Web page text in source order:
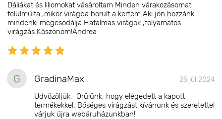
Dáliákat és liliomokat vásároltam Minden várakozásomat
felülmúlta ,mikor virágba borult a kertem.Aki jön hozzánk
mindenki megcsodálja.Hatalmas virágok ,folyamatos
virágzás.Kőszönöm!Andrea
G GradinaMax 25 júl 2024
Üdvözöljük, Örülünk, hogy elégedett a kapott
termékekkel. Bőséges virágzást kívánunk és szeretettel
várjuk újra webáruházunkban!